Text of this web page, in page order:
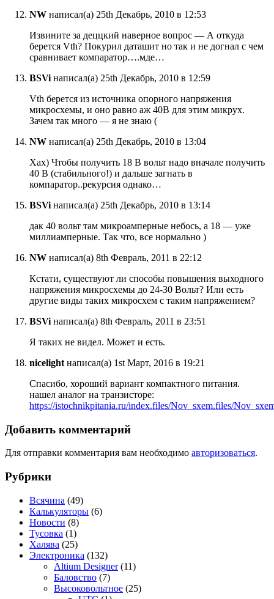
NW написал(а) 25th Декабрь, 2010 в 12:53
Извините за деццкий наверное вопрос — А откуда
берется Vth? Покурил даташит но так и не догнал с чем
сравнивает компаратор….мде…
BSVi написал(а) 25th Декабрь, 2010 в 12:59
Vth берется из источника опорного напряжения
микросхемы, и оно равно аж 40В для этим микрух.
Зачем так много — я не знаю (
NW написал(а) 25th Декабрь, 2010 в 13:04
Хах) Чтобы получить 18 В вольт надо вначале получить
40 В (стабильного!) и дальше загнать в
компаратор..рекурсия однако…
BSVi написал(а) 25th Декабрь, 2010 в 13:14
дак 40 вольт там микроамперные небось, а 18 — уже
миллиамперные. Так что, все нормально )
NW написал(а) 8th Февраль, 2011 в 22:12
Кстати, существуют ли способы повышения выходного
напряжения микросхемы до 24-30 Вольт? Или есть
другие виды таких микросхем с таким напряжением?
BSVi написал(а) 8th Февраль, 2011 в 23:51
Я таких не видел. Может и есть.
nicelight написал(а) 1st Март, 2016 в 19:21
Спасибо, хороший вариант компактного питания.
нашел аналог на транзисторе:
https://istochnikpitania.ru/index.files/Nov_sxem.files/
Добавить комментарий
Для отправки комментария вам необходимо авторизоваться.
Рубрики
Всячина (49)
Калькуляторы (6)
Новости (8)
Тусовка (1)
Халява (25)
Электроника (132)
Altium Designer(11)
Баловство (7)
Высоковольтное (25)